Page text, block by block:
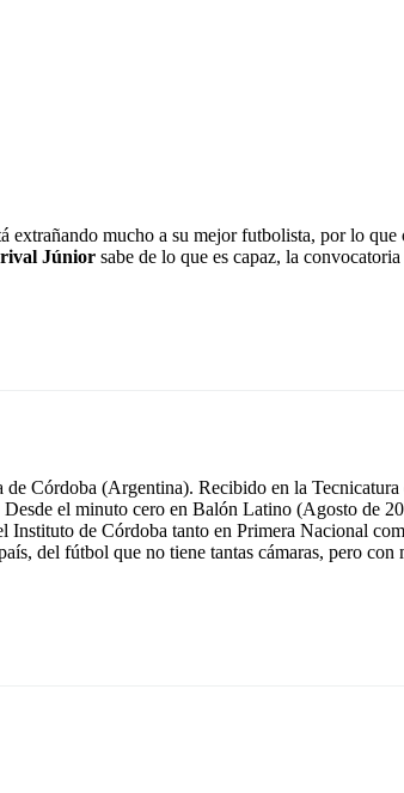
extrañando mucho a su mejor futbolista, por lo que
Júnior sabe de lo que es capaz, la convocatoria
Córdoba (Argentina). Recibido en la Tecnicatura
el minuto cero en Balón Latino (Agosto de
Instituto de Córdoba tanto en Primera Nacional
del fútbol que no tiene tantas cámaras, pero con